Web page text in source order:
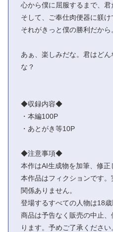
心から僕に屈服するまで、君
そして、ご奉仕肉便器に躾け
それがきっと僕の勝利だから
あぁ、楽しみだな。君はど
な？
◆収録内容◆
・本編100P
・あとがき等10P
◆注意事項◆
本作はAI生成物を加筆、修正
本作品はフィクションです
関係ありません。
登場するすべての人物は18歳
商品は予告なく販売の中止
ります。予めご了承ください